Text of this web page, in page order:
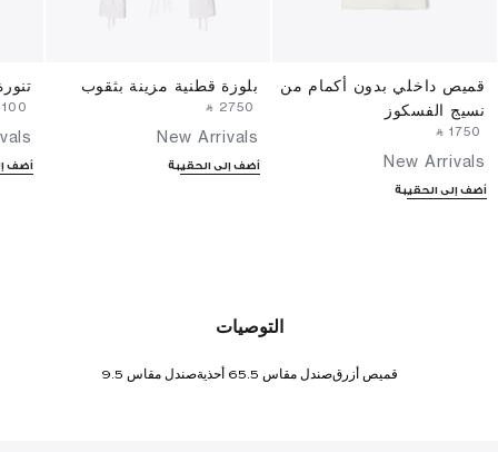
قميص داخلي بدون أكمام من
نسيج الفسكوز
‎ ⃁ ⁦1750⁩ ‎
New Arrivals
أضف إلى الحقيبة
بلوزة قطنية مزينة بثقوب
‎ ⃁ ⁦2750⁩ ‎
New Arrivals
أضف إلى الحقيبة أضف
التوصيات
قميص أزرقصندل مقاس 5.5 6 أحذية صندل مقاس 9.5